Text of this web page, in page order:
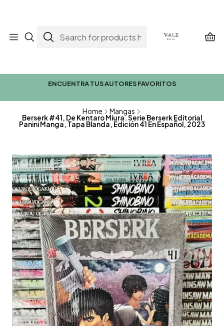
ENCUENTRA TUS AUTORES FAVORITOS
Home Mangas
Berserk #41, De Kentaro Miura. Serie Berserk Editorial
Panini Manga, Tapa Blanda, Edición 41 En Español, 2023